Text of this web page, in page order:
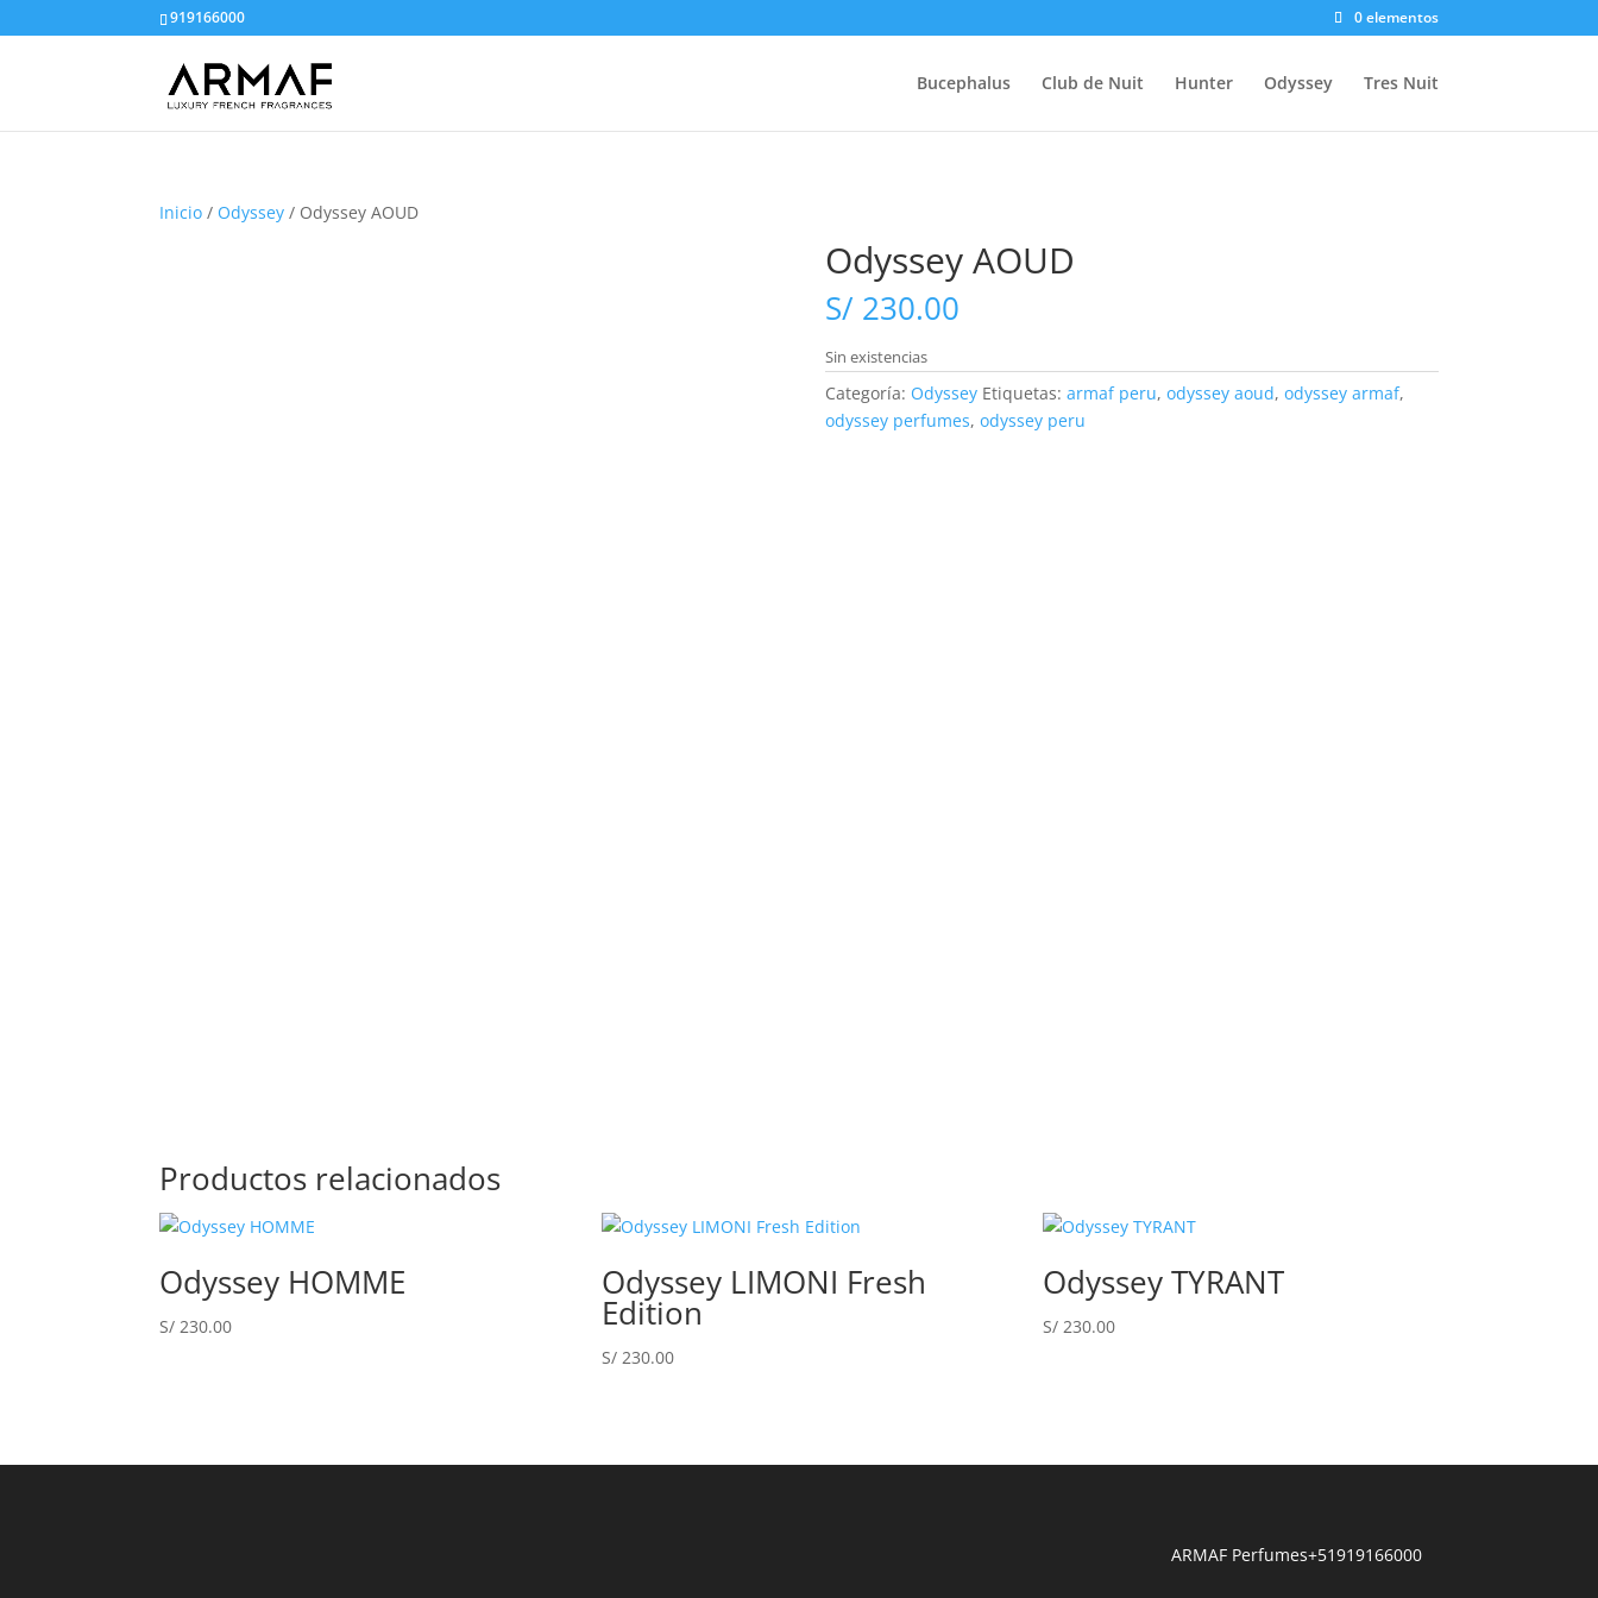
919166000 0 elementos
Bucephalus Club de Nuit Hunter Odyssey Tres Nuit
Inicio / Odyssey / Odyssey AOUD
Odyssey AOUD
S/ 230.00
Sin existencias
Categoría: Odyssey Etiquetas: armaf peru, odyssey aoud, odyssey armaf,
odyssey perfumes, odyssey peru
Productos relacionados
Odyssey HOMME
S/ 230.00
Odyssey LIMONI Fresh
Edition
S/230.00
Odyssey TYRANT
S/ 230.00
ARMAF Perfumes+51919166000